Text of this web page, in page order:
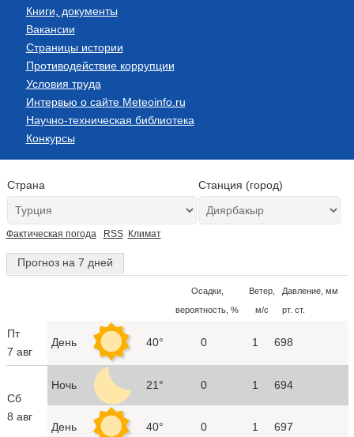
Книги, документы
Вакансии
Страницы истории
Противодействие коррупции
Условия труда
Интервью о сайте Meteoinfo.ru
Научно-техническая библиотека
Конкурсы
Страна Станция (город)
Фактическая погода RSS Климат
Прогноз на 7 дней
Осадки,
вероятность, %
Ветер,
м/с
Давление, мм
рт. ст.
Пт
7 авг
День 40° 0 1 698
Сб
8 авг
Ночь 21° 0 1 694
День 40° 0 1 697